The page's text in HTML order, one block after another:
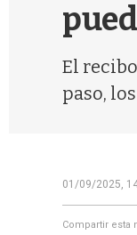
El
paso,
01/09/2025,
Compartir esta